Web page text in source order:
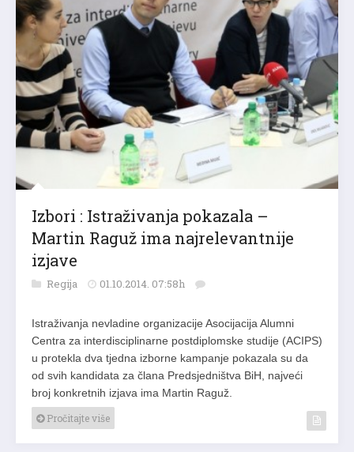
Izbori : Istraživanja pokazala –
Martin Raguž ima najrelevantnije
izjave
Regija 01.10.2014. 07:58h
Istraživanja nevladine organizacije Asocijacija Alumni
Centra za interdisciplinarne postdiplomske studije (ACIPS)
u protekla dva tjedna izborne kampanje pokazala su da
od svih kandidata za člana Predsjedništva BiH, najveći
broj konkretnih izjava ima Martin Raguž.
Pročitajte više